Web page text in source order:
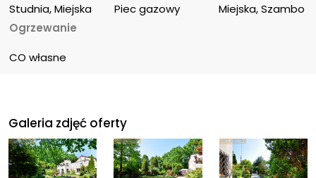
Studnia, Miejska
Piec gazowy
Miejska, Szambo
Ogrzewanie
CO własne
Galeria zdjęć oferty